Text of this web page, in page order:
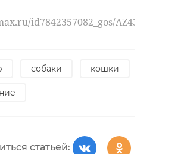
id7842357082_gos/AZ43BO69TuY
собаки кошки
статьей: